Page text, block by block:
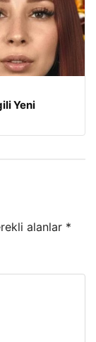
Yeni
alanlar *